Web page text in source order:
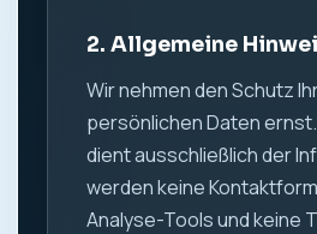
2. Allgemeine
Wir nehmen den Schutz
persönlichen Daten
dient ausschließlich der
werden keine
Analyse-Tools und keine